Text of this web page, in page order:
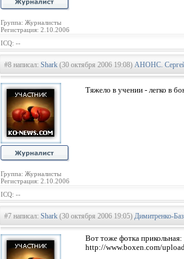
Группа: Журналисты
Регистрация: 2.10.2006
ICQ: --
#8 написал: Shark (30 октября 2006 19:08) АНОНС. Сергей
Группа: Журналисты
Регистрация: 2.10.2006
Тяжело в учении - легко в
ICQ: --
#7 написал: Shark (30 октября 2006 19:05) Димитренко-
Вот тоже фотка прикольная:
http://www.boxen.com/